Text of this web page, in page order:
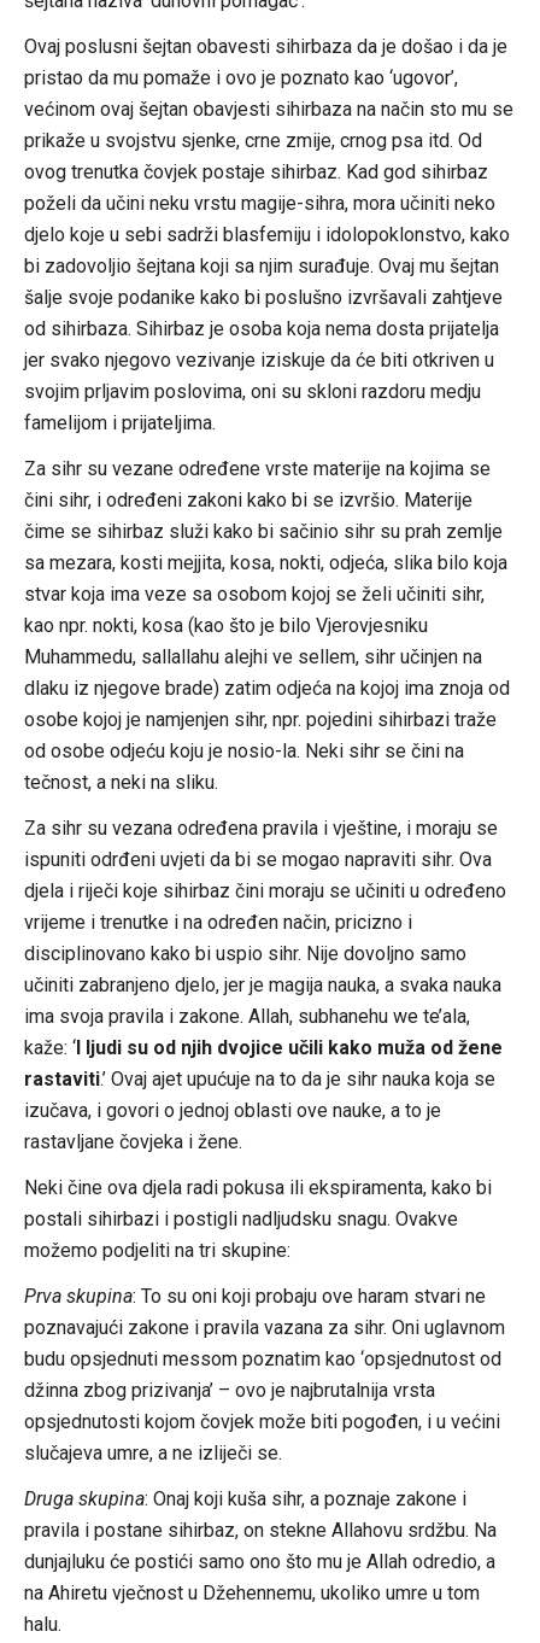
Ovaj poslusni šejtan obavesti sihirbaza da je došao i da je
pristao da mu pomaže i ovo je poznato kao ‘ugovor’,
većinom ovaj šejtan obavjesti sihirbaza na način sto mu se
prikaže u svojstvu sjenke, crne zmije, crnog psa itd. Od
ovog trenutka čovjek postaje sihirbaz. Kad god sihirbaz
poželi da učini neku vrstu magije-sihra, mora učiniti neko
djelo koje u sebi sadrži blasfemiju i idolopoklonstvo, kako
bi zadovoljio šejtana koji sa njim surađuje. Ovaj mu šejtan
šalje svoje podanike kako bi poslušno izvršavali zahtjeve
od sihirbaza. Sihirbaz je osoba koja nema dosta prijatelja
jer svako njegovo vezivanje iziskuje da će biti otkriven u
svojim prljavim poslovima, oni su skloni razdoru medju
famelijom i prijateljima.
Za sihr su vezane određene vrste materije na kojima se
čini sihr, i određeni zakoni kako bi se izvršio. Materije
čime se sihirbaz služi kako bi sačinio sihr su prah zemlje
sa mezara, kosti mejjita, kosa, nokti, odjeća, slika bilo koja
stvar koja ima veze sa osobom kojoj se želi učiniti sihr,
kao npr. nokti, kosa (kao što je bilo Vjerovjesniku
Muhammedu, sallallahu alejhi ve sellem, sihr učinjen na
dlaku iz njegove brade) zatim odjeća na kojoj ima znoja od
osobe kojoj je namjenjen sihr, npr. pojedini sihirbazi traže
od osobe odjeću koju je nosio-la. Neki sihr se čini na
tečnost, a neki na sliku.
Za sihr su vezana određena pravila i vještine, i moraju se
ispuniti odrđeni uvjeti da bi se mogao napraviti sihr. Ova
djela i riječi koje sihirbaz čini moraju se učiniti u određeno
vrijeme i trenutke i na određen način, pricizno i
disciplinovano kako bi uspio sihr. Nije dovoljno samo
učiniti zabranjeno djelo, jer je magija nauka, a svaka nauka
ima svoja pravila i zakone. Allah, subhanehu we te’ala,
kaže: ‘I ljudi su od njih dvojice učili kako muža od žene
rastaviti.’ Ovaj ajet upućuje na to da je sihr nauka koja se
izučava, i govori o jednoj oblasti ove nauke, a to je
rastavljane čovjeka i žene.
Neki čine ova djela radi pokusa ili ekspiramenta, kako bi
postali sihirbazi i postigli nadljudsku snagu. Ovakve
možemo podjeliti na tri skupine:
Prva skupina: To su oni koji probaju ove haram stvari ne
poznavajući zakone i pravila vazana za sihr. Oni uglavnom
budu opsjednuti messom poznatim kao ‘opsjednutost od
džinna zbog prizivanja’ – ovo je najbrutalnija vrsta
opsjednutosti kojom čovjek može biti pogođen, i u većini
slučajeva umre, a ne izliječi se.
Druga skupina: Onaj koji kuša sihr, a poznaje zakone i
pravila i postane sihirbaz, on stekne Allahovu srdžbu. Na
dunjajluku će postići samo ono što mu je Allah odredio, a
na Ahiretu vječnost u Džehennemu, ukoliko umre u tom
halu.